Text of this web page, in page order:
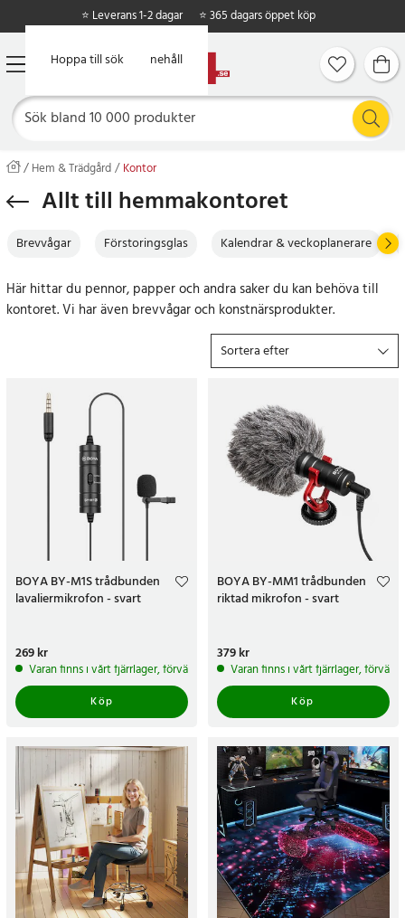
Hoppa till huvudinnehåll
Hoppa till sök
⭐ Leverans 1-2 dagar ⭐ 365 dagars öppet köp
Hem & Trädgård Kontor
Allt till hemmakontoret
Brevvågar Förstoringsglas Kalendrar & veckoplanerare
Här hittar du pennor, papper och andra saker du kan behöva till
kontoret. Vi har även brevvågar och konstnärsprodukter.
Sortera efter
BOYA BY-M1S trådbunden
lavaliermikrofon - svart
Pris:269 kr
269 kr
Varan finns i vårt fjärrlager, förväntas skickas inom 5-7 arbetsdagar
Köp
BOYA BY-MM1 trådbunden
riktad mikrofon - svart
Pris:379 kr
379 kr
Varan finns i vårt fjärrlager,
Köp